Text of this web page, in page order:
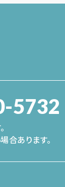
5732
合あります。